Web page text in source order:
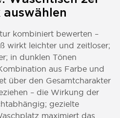
kombiniert bewerten –
wirkt leichter und zeitloser;
in dunklen Tönen
aus Farbe und
über den Gesamtcharakter
– die Wirkung der
gezielte
maximiert das